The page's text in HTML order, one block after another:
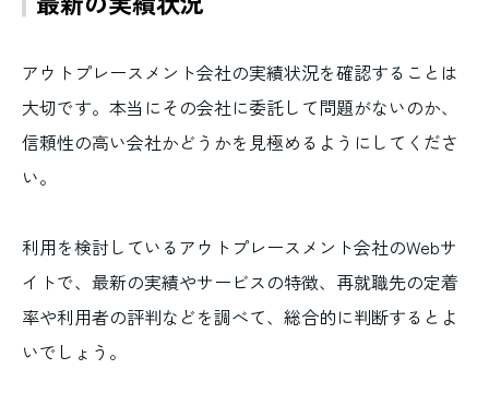
アウトプレースメント会社の実績状況を確認することは
大切です。本当にその会社に委託して問題がないのか、
信頼性の高い会社かどうかを見極めるようにしてくださ
い。
利用を検討しているアウトプレースメント会社のWebサ
イトで、最新の実績やサービスの特徴、再就職先の定着
率や利用者の評判などを調べて、総合的に判断するとよ
いでしょう。